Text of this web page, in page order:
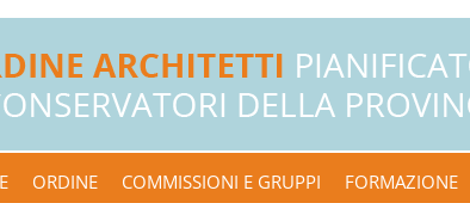
ORDINE COMMISSIONI E GRUPPI FORMAZIONE